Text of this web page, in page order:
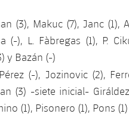
(3), Makuc (7), Janc (1),
), L. Fàbregas (1), P.
y Bazán (-)
(-), Jozinovic (2),
(3) -siete inicial-
(1), Pisonero (1), Pons